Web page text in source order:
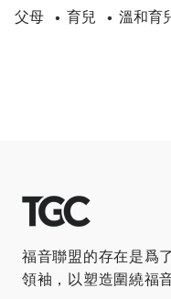
父母 • 育兒 • 溫和育
福音聯盟的存在是爲
領袖，以塑造圍繞福